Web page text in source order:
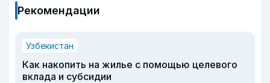
Рекомендации
Узбекистан
Как накопить на жилье с помощью целевого
вклада и субсидии